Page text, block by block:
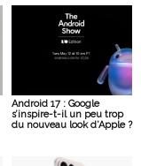
Android 17 : Google
s’inspire-t-il un peu trop
du nouveau look d’Apple ?